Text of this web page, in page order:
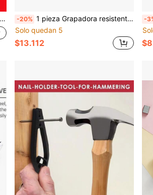
-20% 1 pieza Grapadora resistente, grapadora, clavadora, clavadora manual, clavadora, clavadora neumática resistente, con sistema de grapado recto, herramienta multifuncional adecuada para trabajos en madera, enmarcado, tapicería, etc., compatible con clavadoras y herramientas de desmontaje, adecuada para decoración del hogar DIY
Solo quedan 5
$13.112
-